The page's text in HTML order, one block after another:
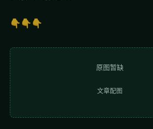
👇👇👇
原图暂缺
文章配图